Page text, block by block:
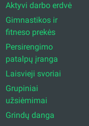
Aktyvi darbo erdvė
Gimnastikos ir
fitneso prekės
Persirengimo
patalpų įranga
Laisvieji svoriai
Grupiniai
užsiėmimai
Grindų danga